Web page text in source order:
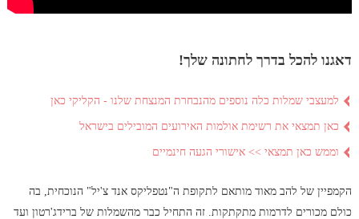
דאגנו להכל בדרך לחתונה שלך!
למעצבי שמלות כלה נוספים מהנבחרת המנצחת שלנו - הקליקי כאן
כאן תמצאי את רשימת אולמות האירועים המובילים בישראל
וממש כאן תמצאי >> אישורי הגעה חינמיים
הקמפיין של להב מאוד מותאם לתקופת ה"נטפליקס אנד צ'יל" הנוכחית, בה
כולם מכורים לדרמות מתקתקות. זה התחיל כבר מהשמלות של ברידג'רטון ועד